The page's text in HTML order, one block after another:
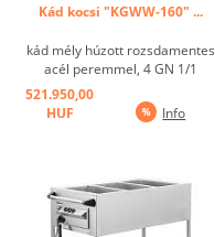
Kád kocsi "KGWW-160" ...
kád mély húzott rozsdamentes
acél peremmel, 4 GN 1/1
tárolóhoz, kád: 75/56/40 cm, 2 "
leeresztőcsap szűrővel, 2 bolygó,
2 fékezhető kerékkel, GN
521.950,00
HUF
Info